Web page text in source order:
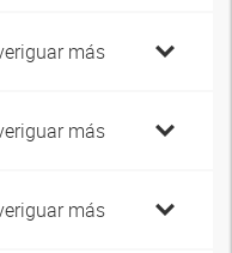
más
más
más